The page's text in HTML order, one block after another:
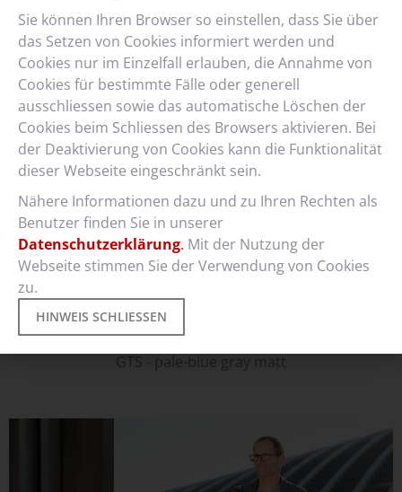
GTS - pepper-brown matt
GTS - pale-blue gray matt
Sie können Ihren Browser so einstellen, dass Sie über
das Setzen von Cookies informiert werden und
Cookies nur im Einzelfall erlauben, die Annahme von
Cookies für bestimmte Fälle oder generell
ausschliessen sowie das automatische Löschen der
Cookies beim Schliessen des Browsers aktivieren. Bei
der Deaktivierung von Cookies kann die Funktionalität
dieser Webseite eingeschränkt sein.
Nähere Informationen dazu und zu Ihren Rechten als
Benutzer finden Sie in unserer
Datenschutzerklärung. Mit der Nutzung der
Webseite stimmen Sie der Verwendung von Cookies
zu.
HINWEIS SCHLIESSEN